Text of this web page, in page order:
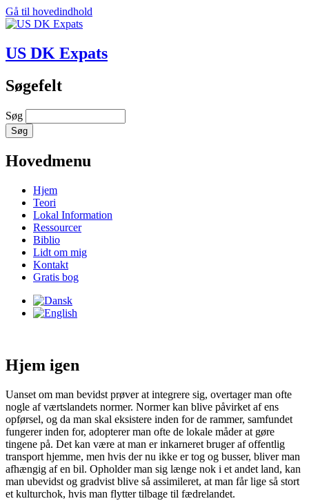
Gå til hovedindhold
US DK Expats
Søgefelt
Søg
Hovedmenu
Hjem
Teori
Lokal Information
Ressourcer
Biblio
Lidt om mig
Kontakt
Gratis bog
Hjem igen
Uanset om man bevidst prøver at integrere sig, overtager man ofte
nogle af værtslandets normer. Normer kan blive påvirket af ens
opførsel, og da man skal eksistere inden for de rammer, samfundet
fungerer inden for, adopterer man ofte de lokale måder at gøre
tingene på. Det kan være at man er inkarneret bruger af offentlig
transport hjemme, men hvis der nu ikke er tog og busser, bliver man
afhængig af en bil. Opholder man sig længe nok i et andet land, kan
man ubevidst og gradvist blive så assimileret, at man får lige så stort
et kulturchok, hvis man flytter tilbage til fædrelandet.